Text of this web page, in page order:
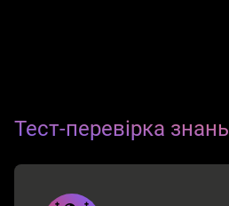
Тест-перевірка знань